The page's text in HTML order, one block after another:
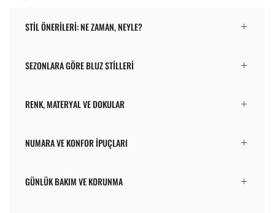
STIL ÖNERILERI: NE ZAMAN, NEYLE?
SEZONLARA GÖRE BLUZ STILLERI
RENK, MATERYAL VE DOKULAR
NUMARA VE KONFOR İPUÇLARI
GÜNLÜK BAKIM VE KORUNMA